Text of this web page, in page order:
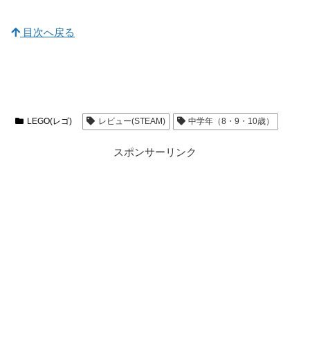
目次へ戻る
LEGO(レゴ) レビュー(STEAM) 中学年（8・9・10歳）
スポンサーリンク